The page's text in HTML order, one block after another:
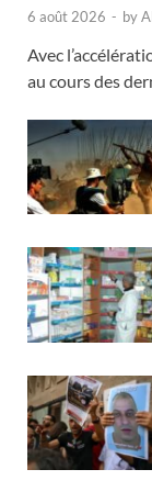
6 août 2026 - by
Avec
au cours des